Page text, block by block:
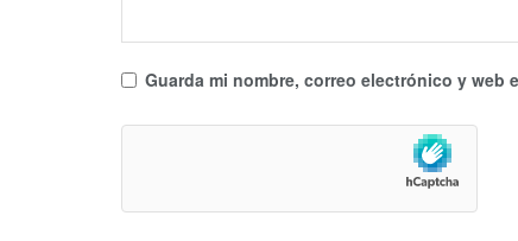
Guarda mi nombre, correo electrónico y web